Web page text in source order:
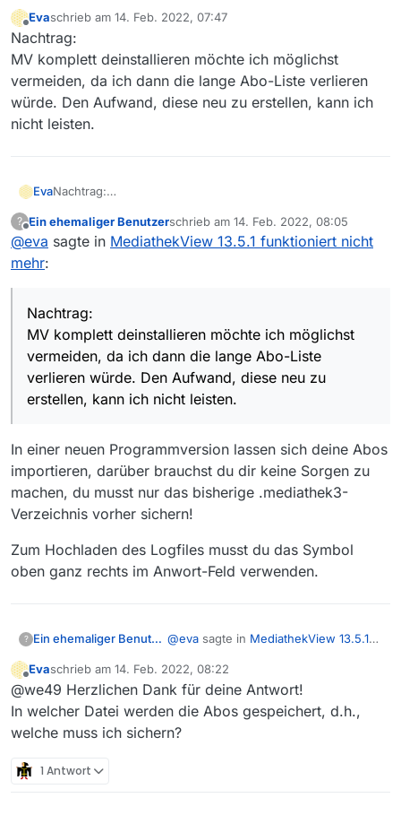
geladen und auch angezeigt. Nur 1 x erschien eine
Fehlermeldung “Filmliste konnte nicht geladen werden”,
darunter unter Details ein Hinweis auf Java, der allerdings
sehr lang und für mich unverständlich war.
Das Problem besteht aber immer noch - Filmliste vom
Vortag wird zwar geladen (ca. 505000) Filme, aber weder
Filmliste noch Downloadliste werden angezeigt.
Ein manuelles Laden der Filmliste mit F5 oder über
Datei/Einstellungen/Filmliste jetzt neu laden ist nicht
möglich, d.h. es erfolgt keine Reaktion.
Betriebssystem: Windows 10 (64 bit)
MV-Version 13.5.1
Es ist mir völlig schleierhaft, dass ich diese Version seit
Für Hilfe wäre ich sehr dankbar!
Offline
Evaschrieb am 14. Feb. 2022, 07:47
zuletzt editiert von
Nachtrag:
MV komplett deinstallieren möchte ich möglichst
vermeiden, da ich dann die lange Abo-Liste verlieren
würde. Den Aufwand, diese neu zu erstellen, kann ich
nicht leisten.
EvaNachtrag:
vermeiden, da ich dann die lange Abo-Liste verlieren
würde. Den Aufwand, diese neu zu erstellen, kann ich
? Ein ehemaliger Benutzerschrieb am 14. Feb. 2022, 08:05
zuletzt editiert von
@eva sagte in MediathekView 13.5.1 funktioniert nicht
mehr:
Nachtrag:
MV komplett deinstallieren möchte ich möglichst
vermeiden, da ich dann die lange Abo-Liste
verlieren würde. Den Aufwand, diese neu zu
erstellen, kann ich nicht leisten.
In einer neuen Programmversion lassen sich deine Abos
importieren, darüber brauchst du dir keine Sorgen zu
machen, du musst nur das bisherige .mediathek3-
Verzeichnis vorher sichern!
Zum Hochladen des Logfiles musst du das Symbol
oben ganz rechts im Anwort-Feld verwenden.
? Ein ehemaliger Benutzer @eva sagte in MediathekView 13.5.1
Nachtrag:
MV komplett deinstallieren
möchte ich möglichst vermeiden,
In einer neuen Programmversion
lassen sich deine Abos importieren,
Offline
Evaschrieb am 14. Feb. 2022, 08:22
zuletzt editiert von
@we49 Herzlichen Dank für deine Antwort!
In welcher Datei werden die Abos gespeichert, d.h.,
welche muss ich sichern?
1 Antwort